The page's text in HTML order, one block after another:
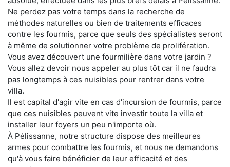
Ne perdez pas votre temps dans la recherche de
méthodes naturelles ou bien de traitements efficaces
contre les fourmis, parce que seuls des spécialistes seront
à même de solutionner votre problème de prolifération.
Vous avez découvert une fourmilière dans votre jardin ?
Vous allez devoir nous appeler au plus tôt car il ne faudra
pas longtemps à ces nuisibles pour rentrer dans votre
villa.
Il est capital d'agir vite en cas d'incursion de fourmis, parce
que ces nuisibles peuvent vite investir toute la villa et
installer leur foyers un peu n'importe où.
À Pélissanne, notre structure dispose des meilleures
armes pour combattre les fourmis, et nous ne demandons
qu'à vous faire bénéficier de leur efficacité et des